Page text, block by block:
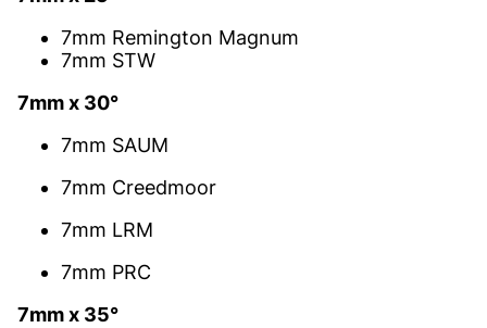
7mm Remington Magnum
7mm STW
7mm x 30°
7mm SAUM
7mm Creedmoor
7mm LRM
7mm PRC
7mm x 35°